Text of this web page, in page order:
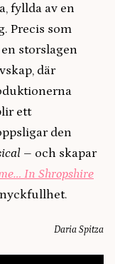
fyllda av en
Precis som
storslagen
där
ett
den
– och skapar
In Shropshire
Daria Spitza